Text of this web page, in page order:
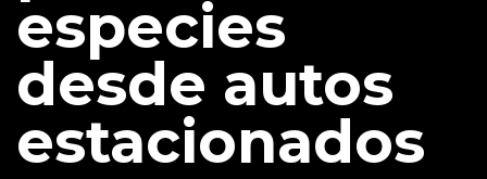
especies
desde autos
estacionados